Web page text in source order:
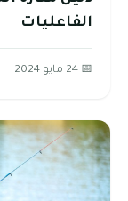
الفاعليات
📅 24 مايو 2024